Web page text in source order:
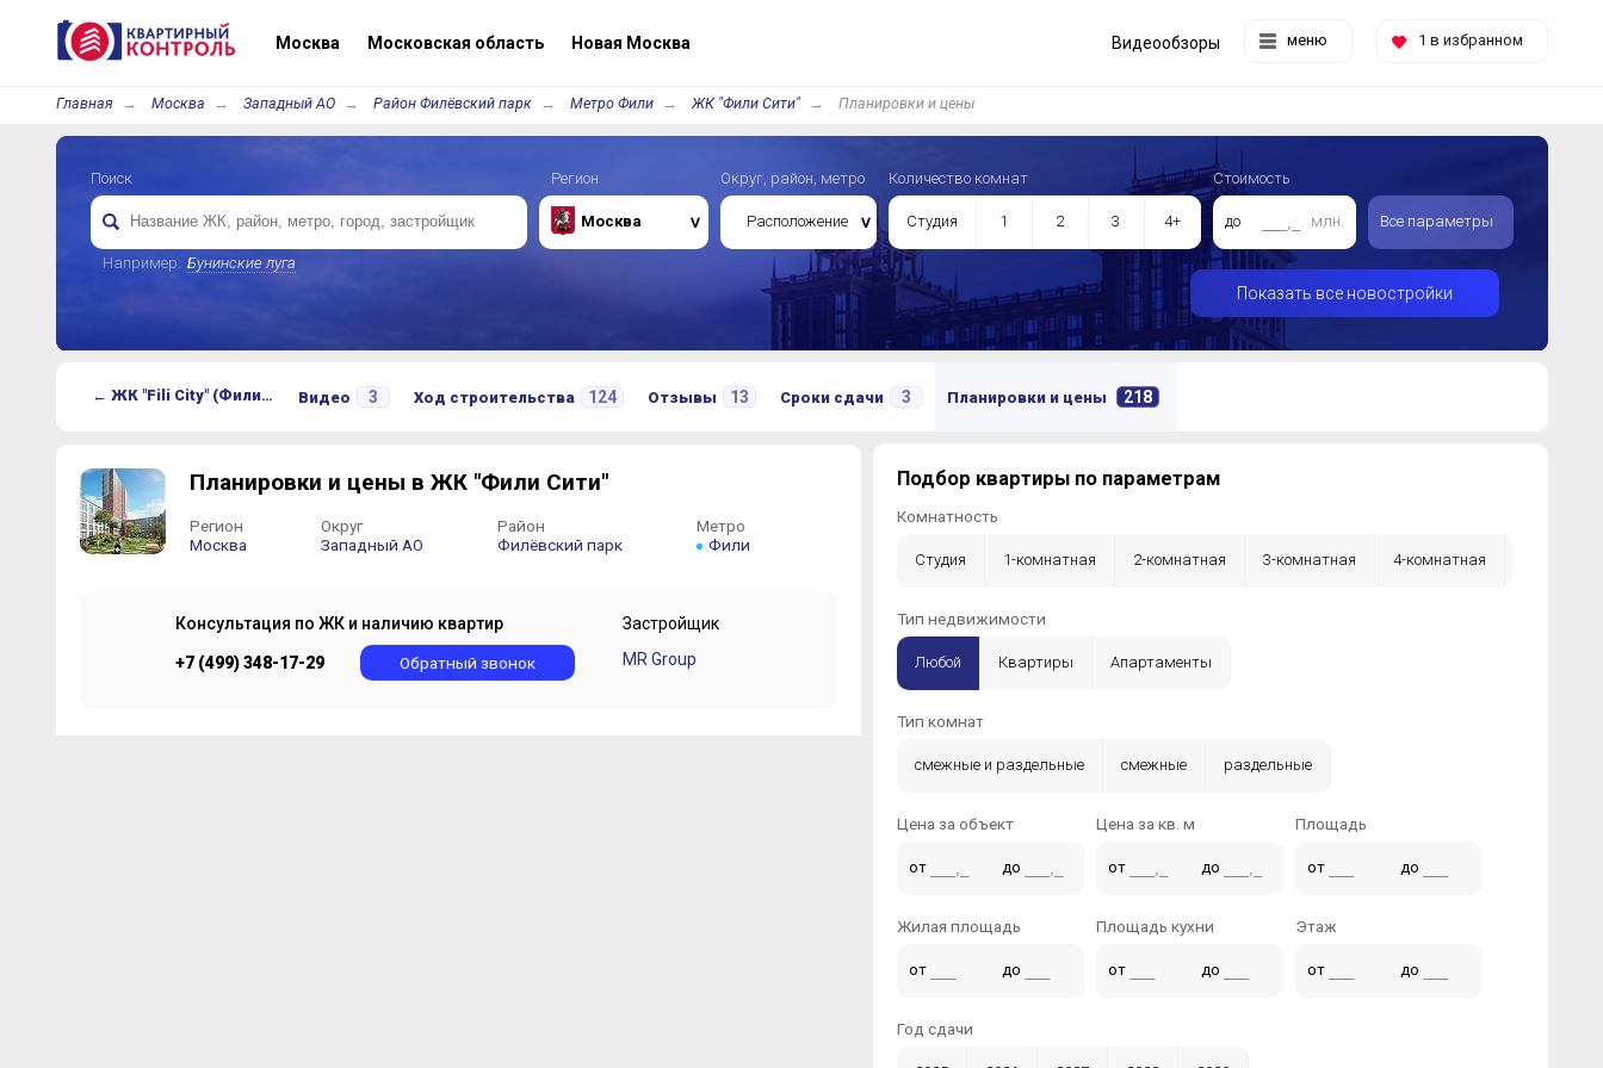
Москва Московская область Новая Москва меню 1 в избранном
Видеообзоры
Главная Москва Западный АО Район Филёвский парк Метро Фили ЖК "Фили Сити" Планировки и цены
Поиск
Например: Бунинские луга
Регион
Москва
Округ, район, метро
Расположение
Количество комнат
Студия 1 2 3 4+
Стоимость
до млн. Все параметры
Показать все новостройки
← ЖК "Fili City" (Фили Сити) Видео 3 Ход строительства 124 Отзывы 13 Сроки сдачи 3 Планировки и цены 218
Планировки и цены в ЖК "Фили Сити"
Регион
Москва
Округ
Западный АО
Район
Филёвский парк
Метро
Фили
Консультация по ЖК и наличию квартир
+7 (499) 348-17-29 Обратный звонок
Застройщик
MR Group
Подбор квартиры по параметрам
Комнатность
Студия 1-комнатная 2-комнатная 3-комнатная 4-комнатная
5-комнатная +
Тип недвижимости
Любой Квартиры Апартаменты
Тип комнат
смежные и раздельные смежные раздельные
Цена за объект
от до
Цена за кв. м
от до
Площадь
от до
Жилая площадь
от до
Площадь кухни
от до
Этаж
от до
Год сдачи